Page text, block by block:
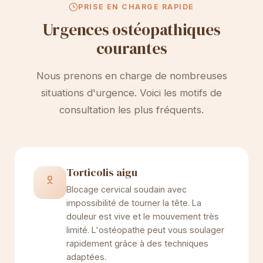
PRISE EN CHARGE RAPIDE
Urgences ostéopathiques
courantes
Nous prenons en charge de nombreuses
situations d'urgence. Voici les motifs de
consultation les plus fréquents.
Torticolis aigu
Blocage cervical soudain avec
impossibilité de tourner la tête. La
douleur est vive et le mouvement très
limité. L'ostéopathe peut vous soulager
rapidement grâce à des techniques
adaptées.